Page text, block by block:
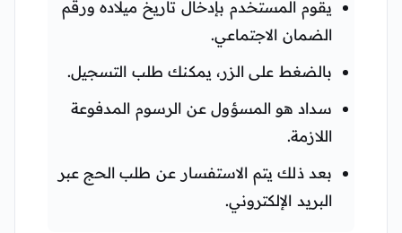
يقوم المستخدم بإدخال تاريخ ميلاده ورقم
الضمان الاجتماعي.
بالضغط على الزر، يمكنك طلب التسجيل.
سداد هو المسؤول عن الرسوم المدفوعة
اللازمة.
بعد ذلك يتم الاستفسار عن طلب الحج عبر
البريد الإلكتروني.